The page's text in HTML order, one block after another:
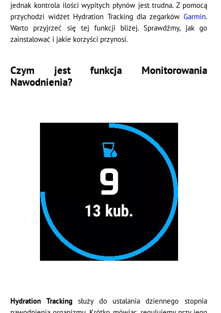
jednak kontrola ilości wypitych płynów jest trudna. Z pomocą
przychodzi widżet Hydration Tracking dla zegarków Garmin.
Warto przyjrzeć się tej funkcji bliżej. Sprawdźmy, jak go
zainstalować i jakie korzyści przynosi.
Czym jest funkcja Monitorowania
Nawodnienia?
Hydration Trackingsłuży do ustalania dziennego stopnia